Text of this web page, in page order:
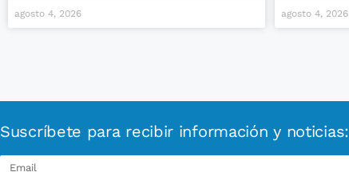
agosto 4, 2026 agosto 4, 2026
Suscríbete para recibir información y noticias: